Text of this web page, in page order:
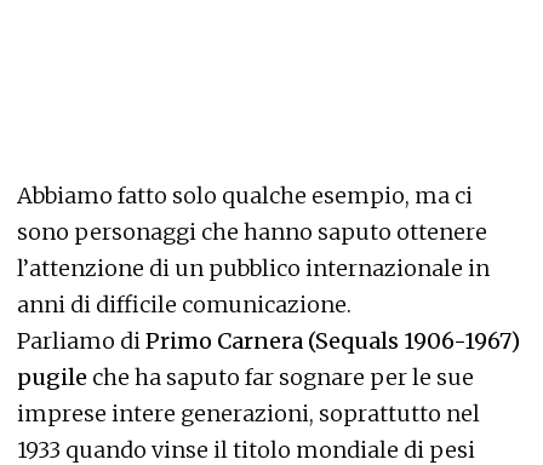
Abbiamo fatto solo qualche esempio, ma ci
sono personaggi che hanno saputo ottenere
l’attenzione di un pubblico internazionale in
anni di difficile comunicazione.
Parliamo di Primo Carnera (Sequals 1906-1967)
pugile che ha saputo far sognare per le sue
imprese intere generazioni, soprattutto nel
1933 quando vinse il titolo mondiale di pesi